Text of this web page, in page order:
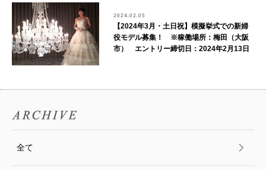
2024.02.05
【2024年3月・土日祝】模擬挙式での新婦
役モデル募集！ ※稼働場所：梅田（大阪
市） エントリー締切日：2024年2月13日
全て